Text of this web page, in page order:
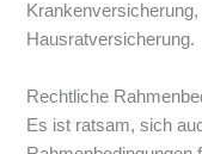
Hausratversicherung.
Rechtliche
Es ist ratsam, sich